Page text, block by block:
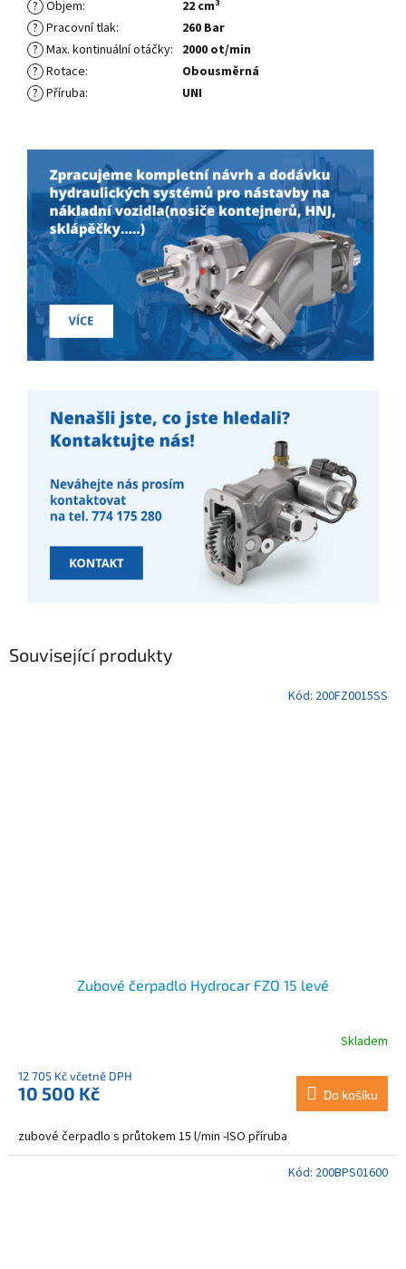
Související produkty
Zubové čerpadlo Hydrocar FZO 15 levé
Skladem
12 705 Kč včetně DPH
10 500 Kč Do košíku
zubové čerpadlo s průtokem 15 l/min -ISO příruba
Kód: 200FZ0015SS
Kód: 200BPS01600
? Objem:
22 cm³
? Pracovní tlak:
260 Bar
? Max. kontinuální otáčky: 2000 ot/min
? Rotace:
Obousměrná
? Příruba: UNI